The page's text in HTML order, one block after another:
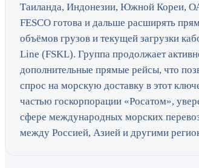
Таиланда, Индонезии, Южной Кореи,
FESCO готова и дальше расширять
объёмов грузов и текущей загрузки
Line (FSKL). Группа продолжает
дополнительные прямые рейсы, что
спрос на морскую доставку в этот
частью госкорпорации «Росатом»,
сфере международных морских
между Россией, Азией и другими